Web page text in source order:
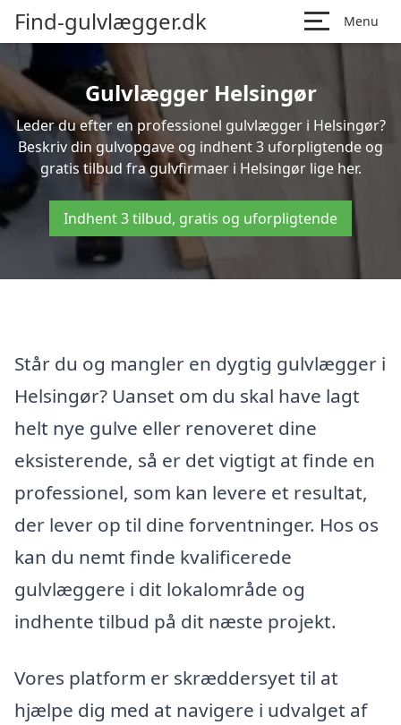
Find-gulvlægger.dk Menu
Gulvlægger Helsingør
Leder du efter en professionel gulvlægger i Helsingør?
Beskriv din gulvopgave og indhent 3 uforpligtende og
gratis tilbud fra gulvfirmaer i Helsingør lige her.
Indhent 3 tilbud, gratis og uforpligtende
Står du og mangler en dygtig gulvlægger i
Helsingør? Uanset om du skal have lagt
helt nye gulve eller renoveret dine
eksisterende, så er det vigtigt at finde en
professionel, som kan levere et resultat,
der lever op til dine forventninger. Hos os
kan du nemt finde kvalificerede
gulvlæggere i dit lokalområde og
indhente tilbud på dit næste projekt.
Vores platform er skræddersyet til at
hjælpe dig med at navigere i udvalget af